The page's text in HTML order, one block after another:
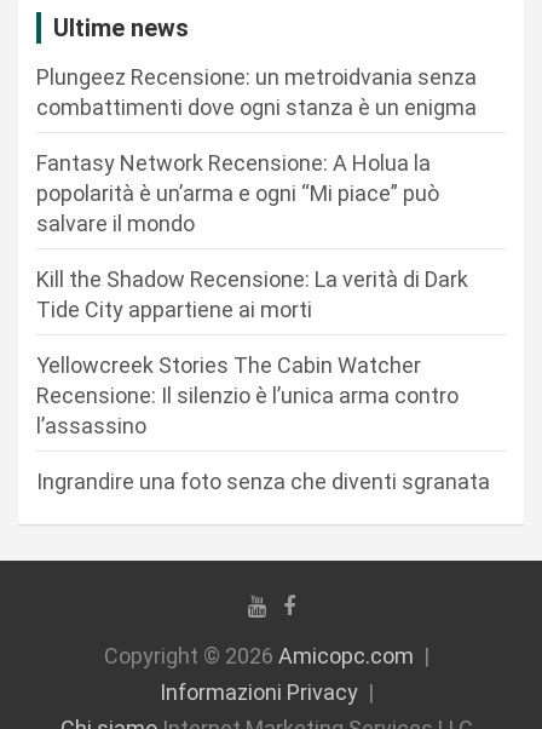
Ultime news
Plungeez Recensione: un metroidvania senza
combattimenti dove ogni stanza è un enigma
Fantasy Network Recensione: A Holua la
popolarità è un’arma e ogni “Mi piace” può
salvare il mondo
Kill the Shadow Recensione: La verità di Dark
Tide City appartiene ai morti
Yellowcreek Stories The Cabin Watcher
Recensione: Il silenzio è l’unica arma contro
l’assassino
Ingrandire una foto senza che diventi sgranata
Copyright © 2026 Amicopc.com
Informazioni Privacy